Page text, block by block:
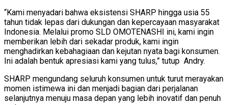
“Kami menyadari bahwa eksistensi SHARP hingga usia 55
tahun tidak lepas dari dukungan dan kepercayaan masyarakat
Indonesia. Melalui promo SLD OMOTENASHI ini, kami ingin
memberikan lebih dari sekadar produk, kami ingin
menghadirkan kebahagiaan dan kejutan nyata bagi konsumen.
Ini adalah bentuk apresiasi kami yang tulus,” tutup Andry.
SHARP mengundang seluruh konsumen untuk turut merayakan
momen istimewa ini dan menjadi bagian dari perjalanan
selanjutnya menuju masa depan yang lebih inovatif dan penuh